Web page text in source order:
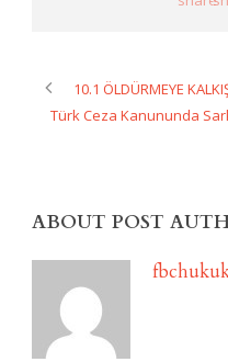
10.1 ÖLDÜRMEYE
Türk Ceza Kanununda
ABOUT POST